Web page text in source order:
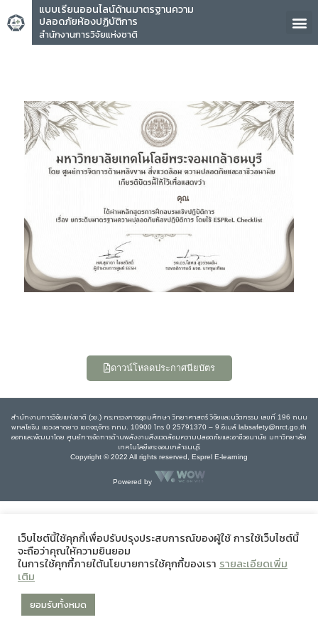
แบบเรียนออนไลน์ด้านมาตรฐานความ
ปลอดภัยห้องปฏิบัติการ
สำนักงานการวิจัยแห่งชาติ
คุณ
ดาวน์โหลดประกาศนียบัตร
สำนักงานการวิจัยแห่งชาติ (วช.) กระทรวงการอุดมศึกษา วิทยาศาสตร์ วิจัยและนวัตกรรม เลขที่ 196 ถนน
พหลโยธิน แขวงลาดยาว เขตจตุจักร กทม. 10900 โทร 0 25791370 – 9 อีเมล์ labsafety@nrct.go.th
ออกและพัฒนาโดย ศูนย์การจัดการด้านพลังงานสิ่งแวดล้อมความปลอดภัยและอาชีวอนามัย มหาวิทยาลัย
เทคโนโลยีพระจอมเกล้าธนบุรี
Copyright © 2022 All rights reserved, Esprel E-learning
Powered by
เว็บไซต์นี้ใช้คุกกี้เพื่อปรับปรุงประสบการณ์ของผู้ใช้ การใช้เว็บไซต์นี้
จะถือว่าคุณให้ความยินยอม
ในการใช้คุกกี้ภายใต้นโยบายการใช้คุกกี้ของเรา รายละเอียดเพิ่ม
เติม
ยอมรับทั้งหมด